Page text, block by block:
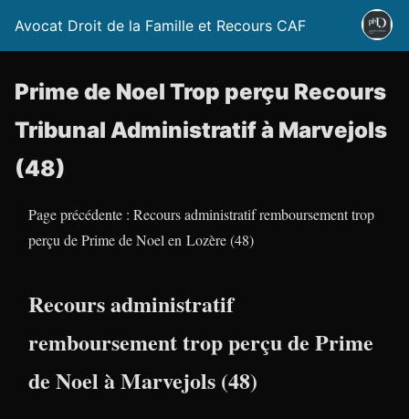
Avocat Droit de la Famille et Recours CAF
Prime de Noel Trop perçu Recours
Tribunal Administratif à Marvejols
(48)
Page précédente : Recours administratif remboursement trop
perçu de Prime de Noel en Lozère (48)
Recours administratif
remboursement trop perçu de Prime
de Noel à Marvejols (48)